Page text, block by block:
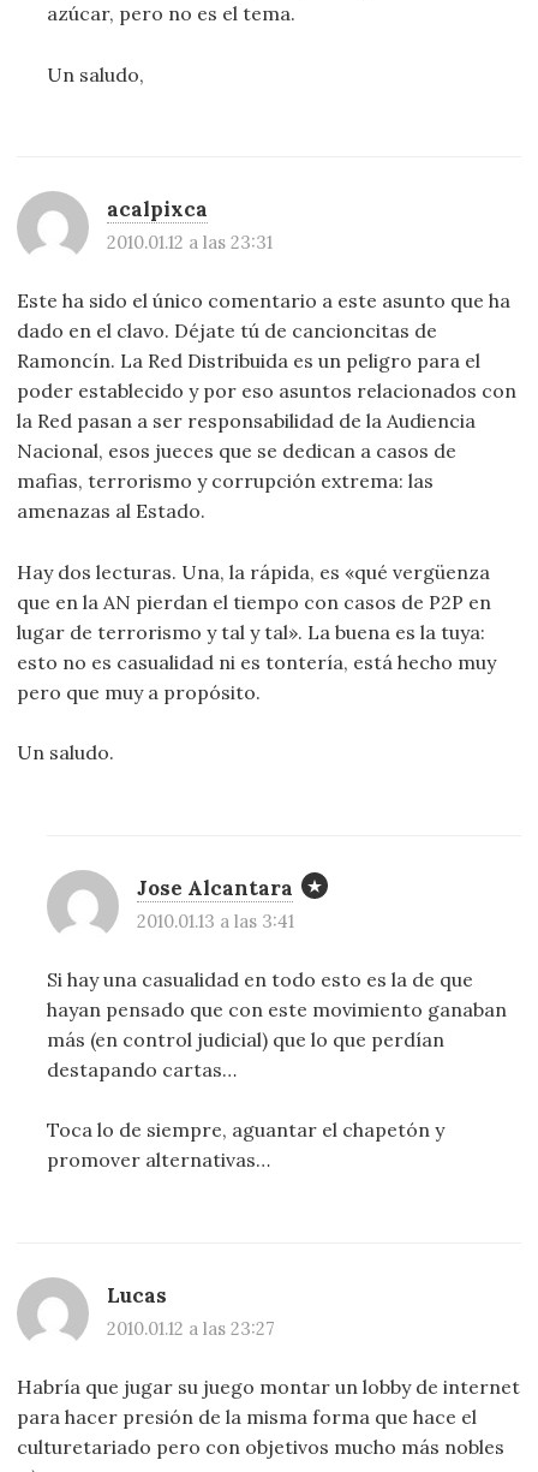
azúcar, pero no es el tema.
Un saludo,
acalpixca
2010.01.12 a las 23:31
Este ha sido el único comentario a este asunto que ha
dado en el clavo. Déjate tú de cancioncitas de
Ramoncín. La Red Distribuida es un peligro para el
poder establecido y por eso asuntos relacionados con
la Red pasan a ser responsabilidad de la Audiencia
Nacional, esos jueces que se dedican a casos de
mafias, terrorismo y corrupción extrema: las
amenazas al Estado.
Hay dos lecturas. Una, la rápida, es «qué vergüenza
que en la AN pierdan el tiempo con casos de P2P en
lugar de terrorismo y tal y tal». La buena es la tuya:
esto no es casualidad ni es tontería, está hecho muy
pero que muy a propósito.
Un saludo.
Jose Alcantara
2010.01.13 a las 3:41
Si hay una casualidad en todo esto es la de que
hayan pensado que con este movimiento ganaban
más (en control judicial) que lo que perdían
destapando cartas…
Toca lo de siempre, aguantar el chapetón y
promover alternativas…
Lucas
2010.01.12 a las 23:27
Habría que jugar su juego montar un lobby de internet
para hacer presión de la misma forma que hace el
culturetariado pero con objetivos mucho más nobles